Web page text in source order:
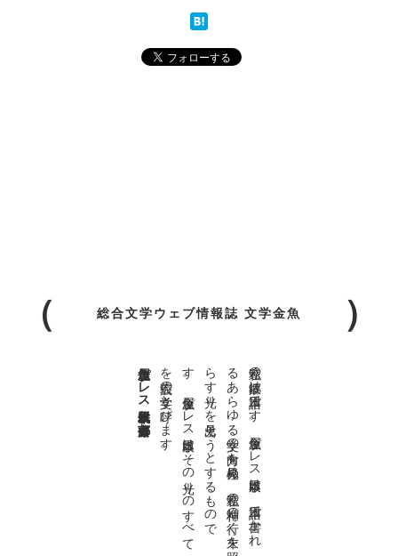
総合文学ウェブ情報誌 文学金魚
私達の
故郷は
日本語で
す
。
金魚屋プ
レ
ス
日本版は
、
日本語で
書か
れ
る
あ
ら
ゆ
る
文学の
方向を
見極め
、
私達の
精神の
行く
末を
照
ら
す
光り
を
見出そ
う
と
す
る
も
の
で
す
。
金魚屋プ
レ
ス
日本版は
そ
の
光り
の
す
べ
て
を
広義の
文学と
呼び
ま
す
。
金魚屋プレス日本版代表 齋藤都